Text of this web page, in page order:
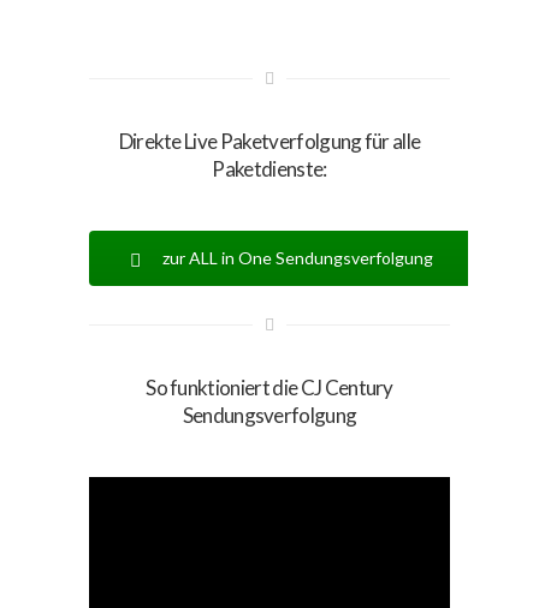
Direkte Live Paketverfolgung für alle
Paketdienste:
zur ALL in One Sendungsverfolgung
So funktioniert die CJ Century
Sendungsverfolgung